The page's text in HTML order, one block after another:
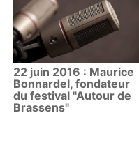
22 juin 2016 : Maurice
Bonnardel, fondateur
du festival "Autour de
Brassens"